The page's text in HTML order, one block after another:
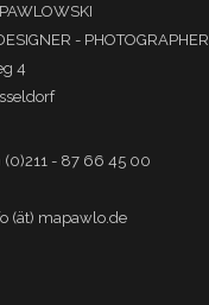
- PHOTOGRAPHER
4
(0)211 - 87 66 45 00
(ät) mapawlo.de